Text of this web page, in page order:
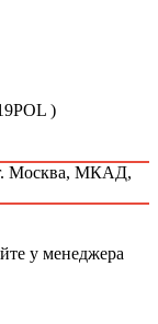
)
Москва, МКАД,
у менеджера